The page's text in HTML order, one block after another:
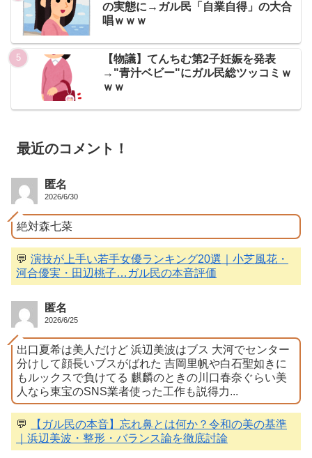
の実態に→ガル民「自業自得」の大合
唱ｗｗｗ
【物議】てんちむ第2子妊娠を発表
→"青汁ベビー"にガル民総ツッコミｗ
ｗｗ
最近のコメント！
匿名
2026/6/30
絶対森七菜
💬 演技が上手い若手女優ランキング20選｜小芝風花・
河合優実・田辺桃子…ガル民の本音評価
匿名
2026/6/25
出口夏希は美人だけど 浜辺美波はブス 大河でセンター
分けして顔長いブスがばれた 吉岡里帆や白石聖如きに
もルックスで負けてる 麒麟のときの川口春奈ぐらい美
人なら東宝のSNS業者使った工作も説得力...
💬
【ガル民の本音】忘れ鼻とは何か？令和の美の基準
｜浜辺美波・整形・バランス論を徹底討論